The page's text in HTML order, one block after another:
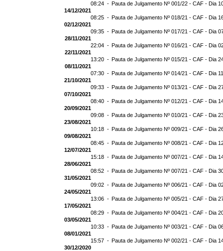
08:24 - Pauta de Julgamento Nº 001/22 - CAF - Dia
14/12/2021
08:25 - Pauta de Julgamento Nº 018/21 - CAF - Dia
02/12/2021
09:35 - Pauta de Julgamento Nº 017/21 - CAF - Dia
28/11/2021
22:04 - Pauta de Julgamento Nº 016/21 - CAF - Dia
22/11/2021
13:20 - Pauta de Julgamento Nº 015/21 - CAF - Dia
08/11/2021
07:30 - Pauta de Julgamento Nº 014/21 - CAF - Dia
21/10/2021
09:33 - Pauta de Julgamento Nº 013/21 - CAF - Dia
07/10/2021
08:40 - Pauta de Julgamento Nº 012/21 - CAF - Dia
20/09/2021
09:08 - Pauta de Julgamento Nº 010/21 - CAF - Dia
23/08/2021
10:18 - Pauta de Julgamento Nº 009/21 - CAF - Dia
09/08/2021
08:45 - Pauta de Julgamento Nº 008/21 - CAF - Dia
12/07/2021
15:18 - Pauta de Julgamento Nº 007/21 - CAF - Dia
28/06/2021
08:52 - Pauta de Julgamento Nº 007/21 - CAF - Dia
31/05/2021
09:02 - Pauta de Julgamento Nº 006/21 - CAF - Dia
24/05/2021
13:06 - Pauta de Julgamento Nº 005/21 - CAF - Dia
17/05/2021
08:29 - Pauta de Julgamento Nº 004/21 - CAF - Dia
03/05/2021
10:33 - Pauta de Julgamento Nº 003/21 - CAF - Dia
08/01/2021
15:57 - Pauta de Julgamento Nº 002/21 - CAF - Dia
30/12/2020